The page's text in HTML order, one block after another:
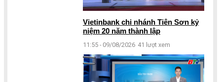
Vietinbank chi nhánh Tiên Sơn kỷ
niệm 20 năm thành lập
11:55 - 09/08/2026 41 lượt xem